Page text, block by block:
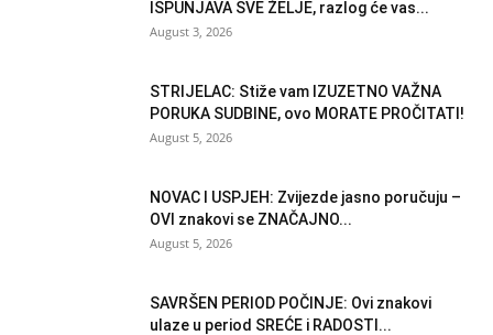
ISPUNJAVA SVE ŽELJE, razlog će vas...
August 3, 2026
STRIJELAC: Stiže vam IZUZETNO VAŽNA
PORUKA SUDBINE, ovo MORATE PROČITATI!
August 5, 2026
NOVAC I USPJEH: Zvijezde jasno poručuju –
OVI znakovi se ZNAČAJNO...
August 5, 2026
SAVRŠEN PERIOD POČINJE: Ovi znakovi
ulaze u period SREĆE i RADOSTI...